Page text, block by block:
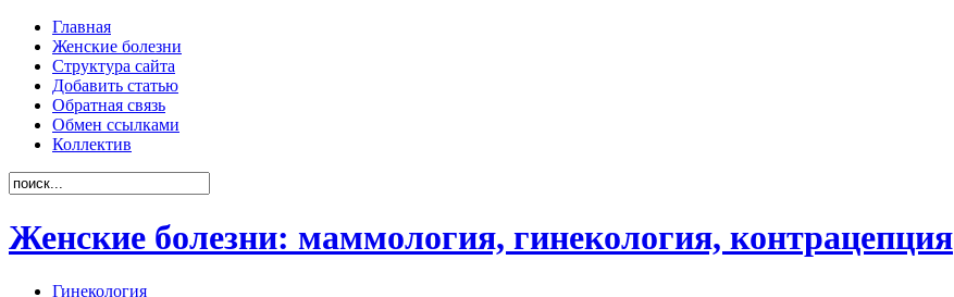
Главная
Женские болезни
Структура сайта
Добавить статью
Обратная связь
Обмен ссылками
Коллектив
Женские болезни: маммология, гинекология, контрацепция
Гинекология